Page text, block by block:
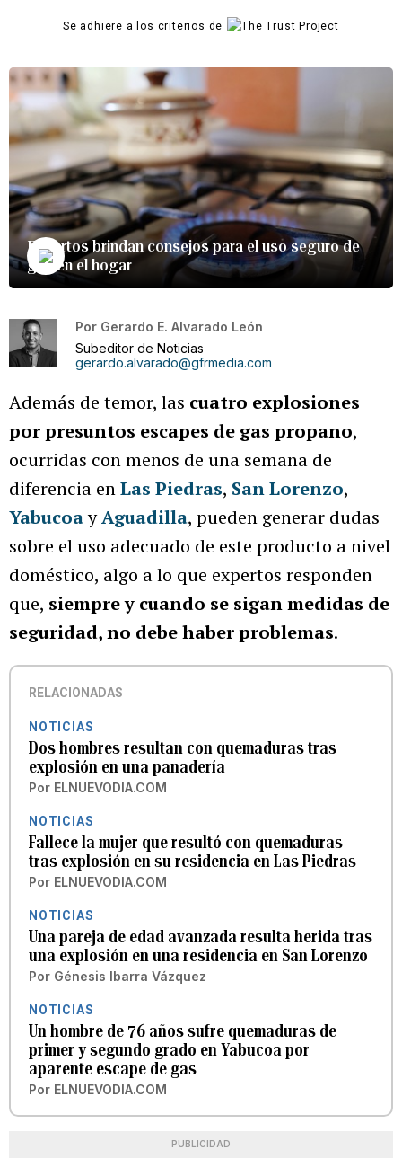
Se adhiere a los criterios de
Expertos brindan consejos para el uso seguro de
gas en el hogar
Por Gerardo E. Alvarado León
Subeditor de Noticias
gerardo.alvarado@gfrmedia.com
Además de temor, las cuatro explosiones
por presuntos escapes de gas propano,
ocurridas con menos de una semana de
diferencia enLas Piedras, San Lorenzo,
YabucoayAguadilla, pueden generar dudas
sobre el uso adecuado de este producto a nivel
doméstico, algo a lo que expertos responden
que, siempre y cuando se sigan medidas de
seguridad, no debe haber problemas.
RELACIONADAS
NOTICIAS
Dos hombres resultan con quemaduras tras
explosión en una panadería
Por ELNUEVODIA.COM
NOTICIAS
Fallece la mujer que resultó con quemaduras
tras explosión en su residencia en Las Piedras
Por ELNUEVODIA.COM
NOTICIAS
Una pareja de edad avanzada resulta herida tras
una explosión en una residencia en San Lorenzo
Por Génesis Ibarra Vázquez
NOTICIAS
Un hombre de 76 años sufre quemaduras de
primer y segundo grado en Yabucoa por
aparente escape de gas
Por ELNUEVODIA.COM
PUBLICIDAD